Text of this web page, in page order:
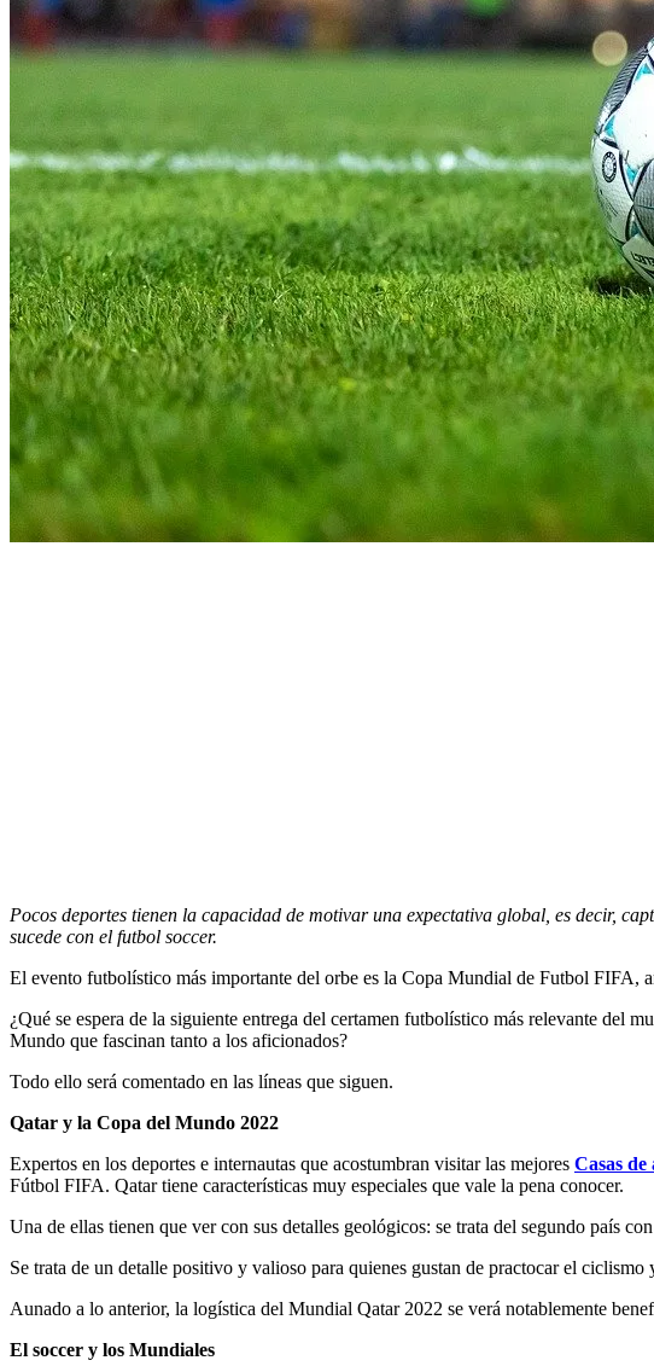
Pocos deportes tienen la capacidad de motivar una expectativa global, es decir,
sucede con el futbol soccer.
El evento futbolístico más importante del orbe es la Copa Mundial de Futbol FIFA,
¿Qué se espera de la siguiente entrega del certamen futbolístico más relevante del
Mundo que fascinan tanto a los aficionados?
Todo ello será comentado en las líneas que siguen.
Qatar y la Copa del Mundo 2022
Expertos en los deportes e internautas que acostumbran visitar las mejores Casas de
Fútbol FIFA. Qatar tiene características muy especiales que vale la pena conocer.
Una de ellas tienen que ver con sus detalles geológicos: se trata del segundo país
Se trata de un detalle positivo y valioso para quienes gustan de practocar el
Aunado a lo anterior, la logística del Mundial Qatar 2022 se verá notablemente
El soccer y los Mundiales